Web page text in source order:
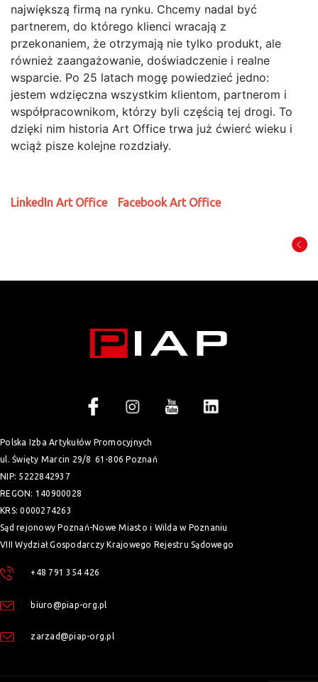
największą firmą na rynku. Chcemy nadal być
partnerem, do którego klienci wracają z
przekonaniem, że otrzymają nie tylko produkt, ale
również zaangażowanie, doświadczenie i realne
wsparcie. Po 25 latach mogę powiedzieć jedno:
jestem wdzięczna wszystkim klientom, partnerom i
współpracownikom, którzy byli częścią tej drogi. To
dzięki nim historia Art Office trwa już ćwierć wieku i
wciąż pisze kolejne rozdziały.
LinkedIn Art Office Facebook Art Office
Polska Izba Artykułów Promocyjnych
ul. Święty Marcin 29/8 61-806 Poznań
NIP: 5222842937
REGON: 140900028
KRS: 0000274263
Sąd rejonowy Poznań-Nowe Miasto i Wilda w Poznaniu
VIII Wydział Gospodarczy Krajowego Rejestru Sądowego
+48 791 354 426
biuro@piap-org.pl
zarzad@piap-org.pl